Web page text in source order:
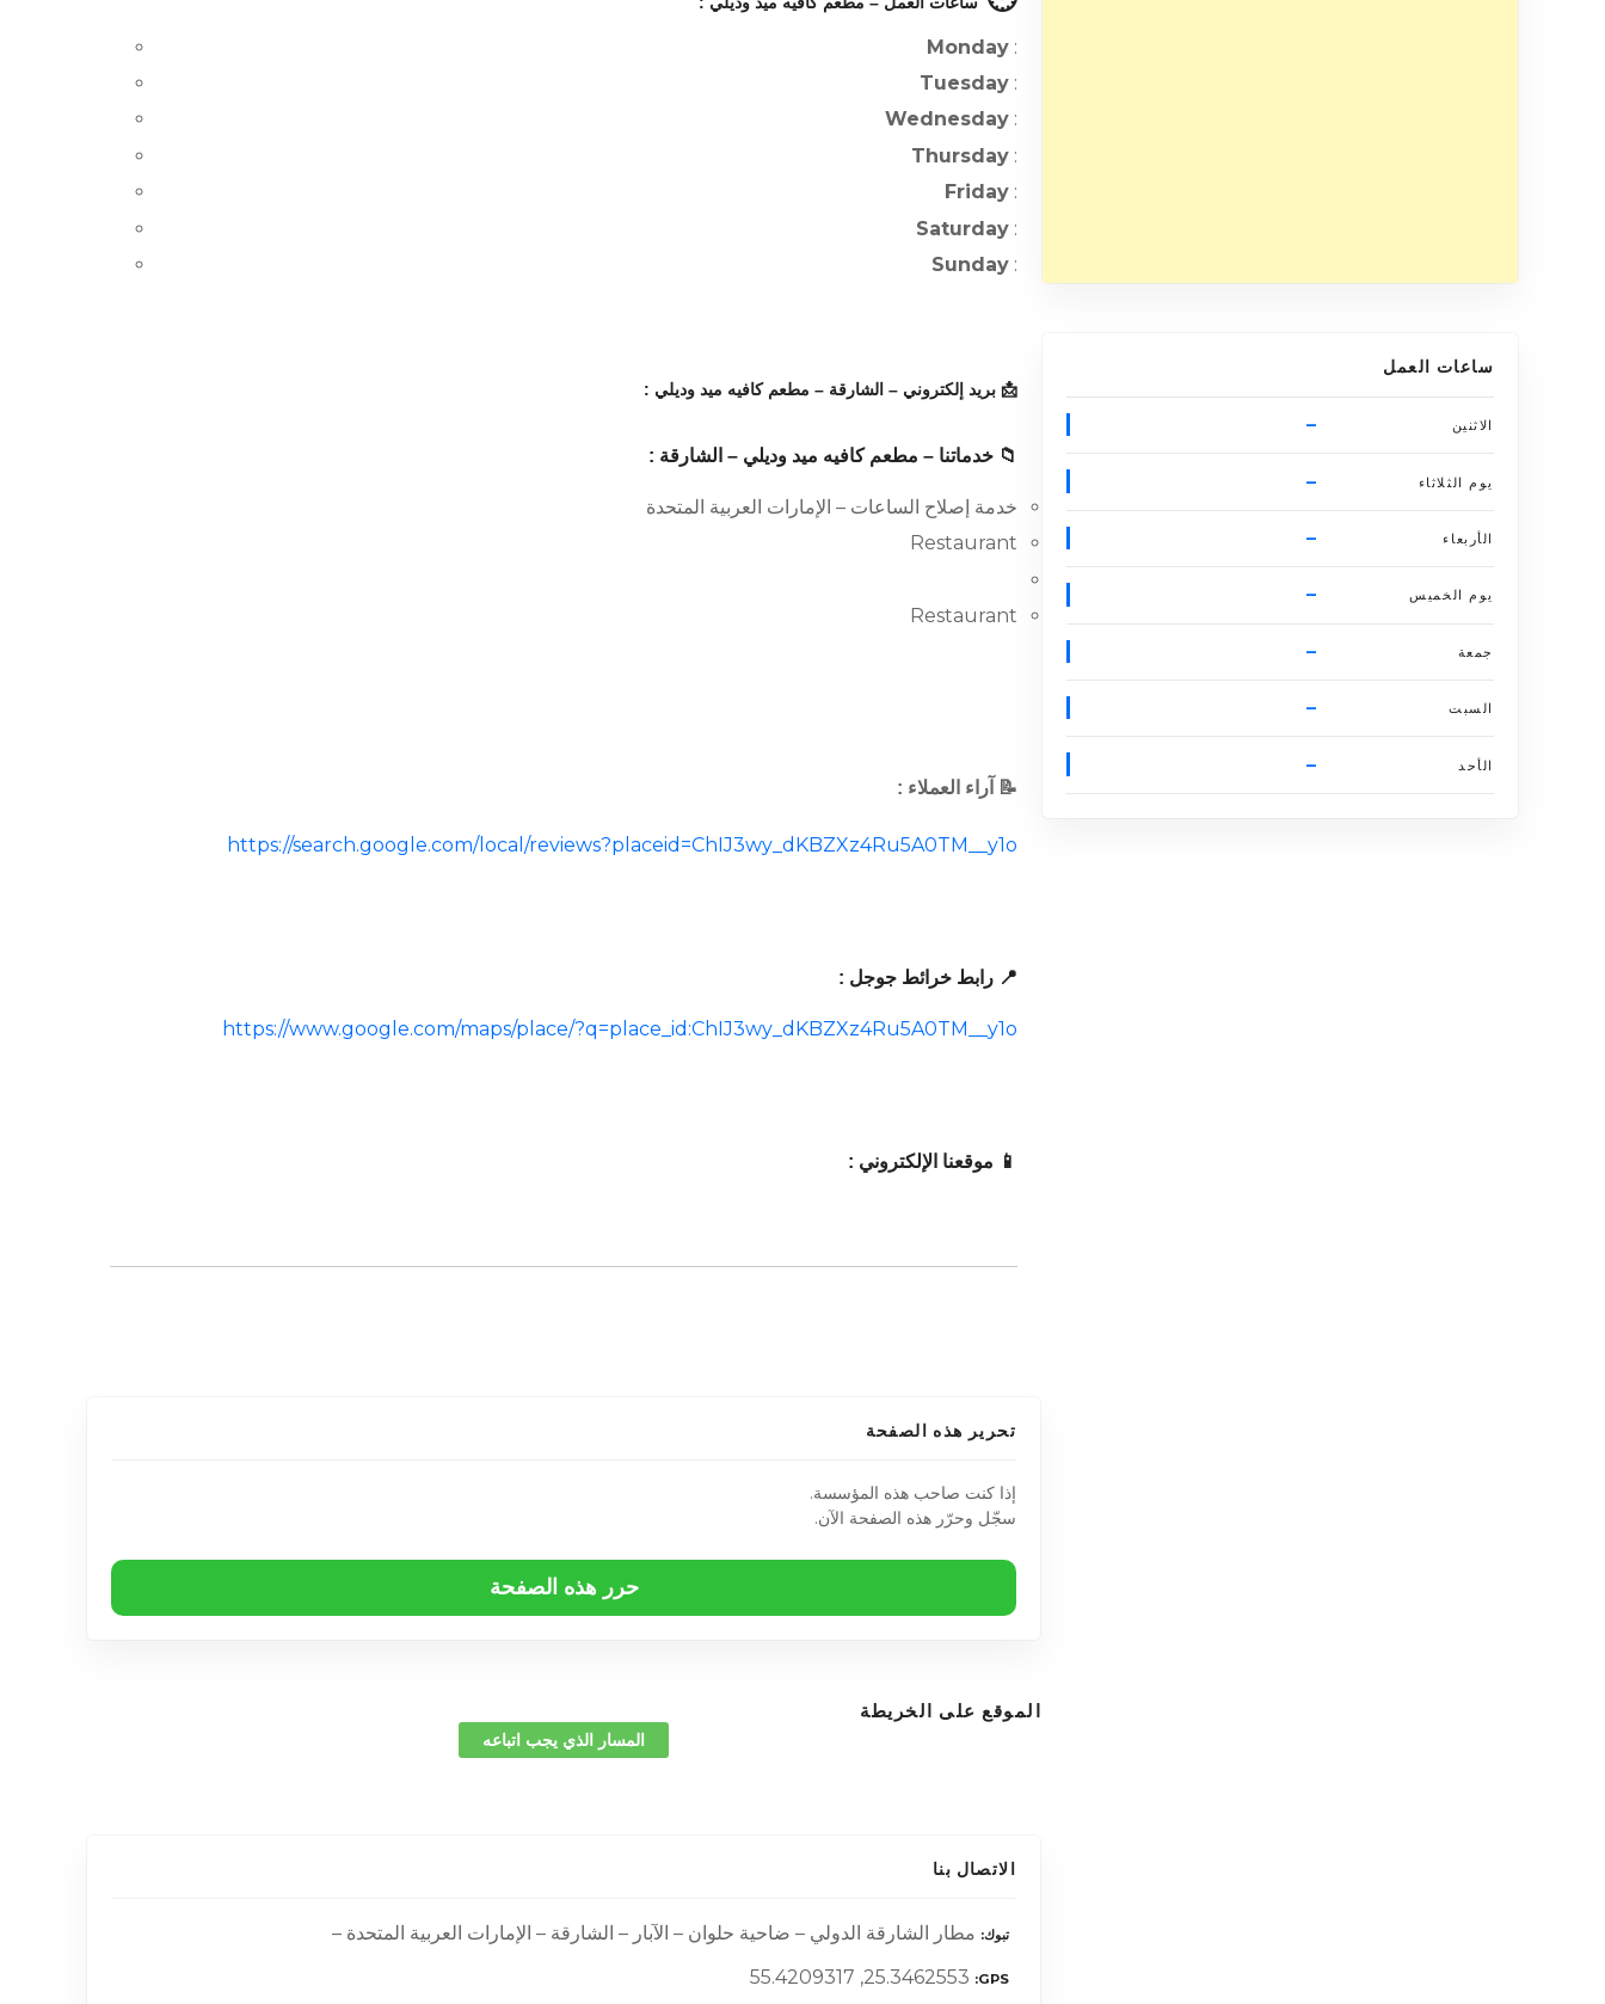
ساعات العمل
الاثنين –
يوم الثلاثاء –
الأربعاء –
يوم الخميس –
جمعة –
السبت –
الأحد –
Monday :
Tuesday :
Wednesday :
Thursday :
Friday :
Saturday :
Sunday :
📩 بريد إلكتروني – الشارقة – مطعم كافيه ميد وديلي :
📁 خدماتنا – مطعم كافيه ميد وديلي – الشارقة :
خدمة إصلاح الساعات – الإمارات العربية المتحدة
Restaurant
Restaurant
📝 آراء العملاء :
https://search.google.com/local/reviews?placeid=ChIJ3wy_dKBZXz4Ru5A0TM__y1o
📍 رابط خرائط جوجل :
https://www.google.com/maps/place/?q=place_id:ChIJ3wy_dKBZXz4Ru5A0TM__y1o
📱 موقعنا الإلكتروني :
تحرير هذه الصفحة
إذا كنت صاحب هذه المؤسسة.
سجّل وحرّر هذه الصفحة الآن.
حرر هذه الصفحة
الموقع على الخريطة
المسار الذي يجب اتباعه
الاتصال بنا
تبوك مطار الشارقة الدولي – ضاحية حلوان – الآبار – الشارقة – الإمارات العربية المتحدة –
GPS
25.3462553, 55.4209317